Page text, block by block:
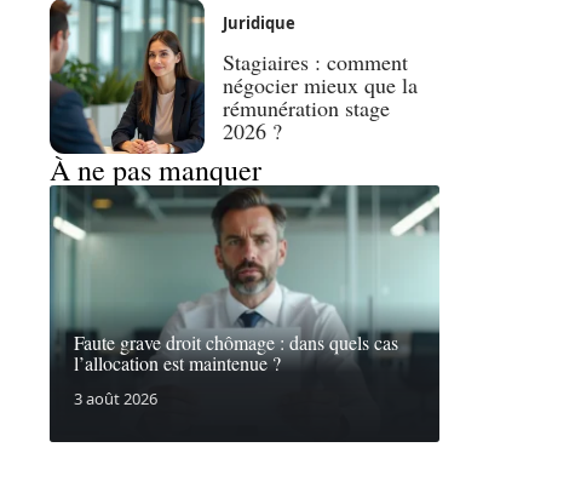
Juridique
Stagiaires : comment
négocier mieux que la
rémunération stage
2026 ?
À ne pas manquer
Faute grave droit chômage : dans quels cas
l’allocation est maintenue ?
3 août 2026